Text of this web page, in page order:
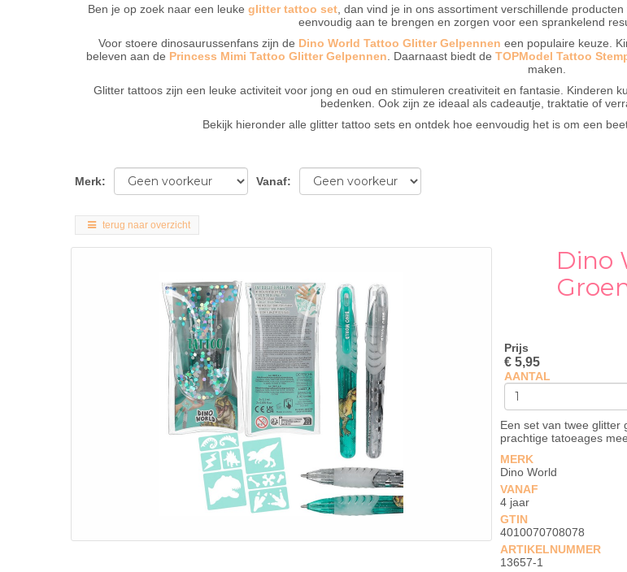
Ben je op zoek naar een leuke glitter tattoo set , dan vind je in ons assortiment verschillende
eenvoudig aan te brengen en zorgen voor een sprankelend
Voor stoere dinosaurussenfans zijn de Dino World Tattoo Glitter Gelpennen een populaire keuze.
beleven aan de Princess Mimi Tattoo Glitter Gelpennen . Daarnaast biedt de TOPModel Tattoo
maken.
Glitter tattoos zijn een leuke activiteit voor jong en oud en stimuleren creativiteit en fantasie. Kinderen
bedenken. Ook zijn ze ideaal als cadeautje, traktatie of
Bekijk hieronder alle glitter tattoo sets en ontdek hoe eenvoudig het is om een
Merk: Vanaf:
terug naar overzicht
Dino
Prijs
€ 5,95
AANTAL
Een set van twee glitter
prachtige tatoeages
MERK
Dino World
VANAF
4 jaar
GTIN
4010070708078
ARTIKELNUMMER
13657-1